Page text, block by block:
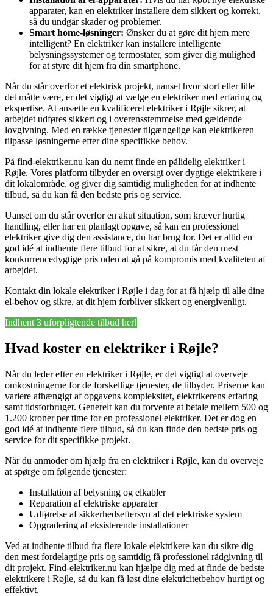
apparater, kan en elektriker installere dem sikkert og korrekt,
så du undgår skader og problemer.
Smart home-løsninger: Ønsker du at gøre dit hjem mere
intelligent? En elektriker kan installere intelligente
belysningssystemer og termostater, som giver dig mulighed
for at styre dit hjem fra din smartphone.
Når du står overfor et elektrisk projekt, uanset hvor stort eller lille
det måtte være, er det vigtigt at vælge en elektriker med erfaring og
ekspertise. At ansætte en kvalificeret elektriker i Røjle sikrer, at
arbejdet udføres sikkert og i overensstemmelse med gældende
lovgivning. Med en række tjenester tilgængelige kan elektrikeren
tilpasse løsningerne efter dine specifikke behov.
På find-elektriker.nu kan du nemt finde en pålidelig elektriker i
Røjle. Vores platform tilbyder en oversigt over dygtige elektrikere i
dit lokalområde, og giver dig samtidig muligheden for at indhente
tilbud, så du kan få den bedste pris og service.
Uanset om du står overfor en akut situation, som kræver hurtig
handling, eller har en planlagt opgave, så kan en professionel
elektriker give dig den assistance, du har brug for. Det er altid en
god idé at indhente flere tilbud for at sikre, at du får den mest
konkurrencedygtige pris uden at gå på kompromis med kvaliteten af
arbejdet.
Kontakt din lokale elektriker i Røjle i dag for at få hjælp til alle dine
el-behov og sikre, at dit hjem forbliver sikkert og energivenligt.
Indhent 3 uforpligtende tilbud her!
Hvad koster en elektriker i Røjle?
Når du leder efter en elektriker i Røjle, er det vigtigt at overveje
omkostningerne for de forskellige tjenester, de tilbyder. Priserne kan
variere afhængigt af opgavens kompleksitet, elektrikerens erfaring
samt tidsforbruget. Generelt kan du forvente at betale mellem 500 og
1.200 kroner per time for en professionel elektriker. Det er dog en
god idé at indhente flere tilbud, så du kan finde den bedste pris og
service for dit specifikke projekt.
Når du anmoder om hjælp fra en elektriker i Røjle, kan du overveje
at spørge om følgende tjenester:
Installation af belysning og elkabler
Reparation af elektriske apparater
Udførelse af sikkerhedseftersyn af det elektriske system
Opgradering af eksisterende installationer
Ved at indhente tilbud fra flere lokale elektrikere kan du sikre dig
den mest fordelagtige pris og samtidig få professionel rådgivning til
dit projekt. Find-elektriker.nu kan hjælpe dig med at finde de bedste
elektrikere i Røjle, så du kan få løst dine elektricitetbehov hurtigt og
effektivt.